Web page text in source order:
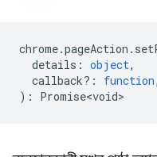
chrome.pageAction .
details : object,
callback? : function,
) : Promise<void>